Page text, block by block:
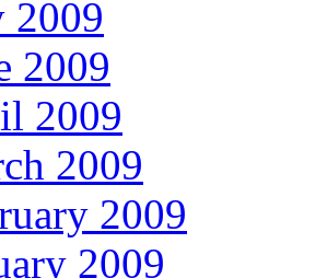
2009
2009
2009
2009
2009
2009